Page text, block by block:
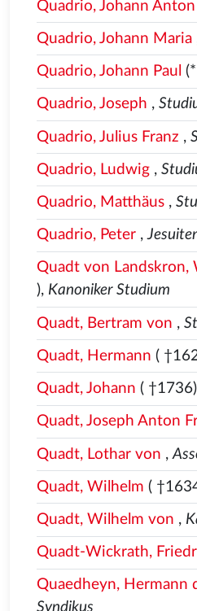
Quadrio, Johann Anton
Quadrio, Johann Maria
Quadrio, Johann Paul
Quadrio, Joseph ,
Quadrio, Julius Franz ,
Quadrio, Ludwig,
Quadrio, Matthäus,
Quadrio, Peter,
Quadt von Landskron,
), Kanoniker Studium
Quadt, Bertram von ,
Quadt, Hermann (
Quadt, Johann (
Quadt, Joseph Anton
Quadt, Lothar von ,
Quadt, Wilhelm (
Quadt, Wilhelm von ,
Quadt-Wickrath,
Quaedheyn, Hermann
Syndikus